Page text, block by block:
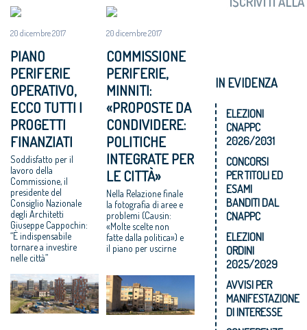
20 dicembre 2017
PIANO
PERIFERIE
OPERATIVO,
ECCO TUTTI I
PROGETTI
FINANZIATI
Soddisfatto per il
lavoro della
Commissione, il
presidente del
Consiglio Nazionale
degli Architetti
Giuseppe Cappochin:
“È indispensabile
tornare a investire
nelle città”
20 dicembre 2017
COMMISSIONE
PERIFERIE,
MINNITI:
«PROPOSTE DA
CONDIVIDERE:
POLITICHE
INTEGRATE PER
LE CITTÀ»
Nella Relazione finale
la fotografia di aree e
problemi (Causin:
«Molte scelte non
fatte dalla politica») e
il piano per uscirne
IN EVIDENZA
ELEZIONI
CNAPPC
2026/2031
CONCORSI
PER TITOLI ED
ESAMI
BANDITI DAL
CNAPPC
ELEZIONI
ORDINI
2025/2029
AVVISI PER
MANIFESTAZIONE
DI INTERESSE